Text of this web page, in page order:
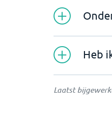
Heb
Laatst